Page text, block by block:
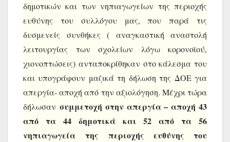
δημοτικών και των νηπιαγωγείων της περιοχής
ευθύνης του συλλόγου μας, που παρά τις
δυσμενείς συνθήκες ( αναγκαστική αναστολή
λειτουργίας των σχολείων λόγω κορονοϊού,
χιονοπτώσεις) ανταποκρίθηκαν στο κάλεσμα του
και υπογράφουν μαζικά τη δήλωση της ΔΟΕ για
απεργία- αποχή από την αξιολόγηση. Μέχρι τώρα
δήλωσαν συμμετοχή στην απεργία – αποχή 43
από τα 44 δημοτικά και 52 από τα 56
νηπιαγωγεία της περιοχής ευθύνης του